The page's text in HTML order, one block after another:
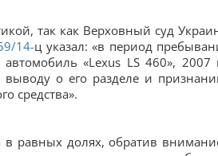
так как Верховный суд
14-ц указал: «в период
«Lexus LS 460», 2007
о его разделе и
средства».
в равных долях, обратив